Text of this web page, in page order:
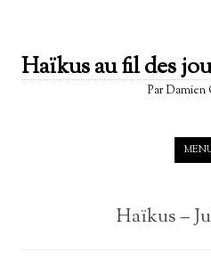
Haïkus au fil des
Par Damien
Haïkus –